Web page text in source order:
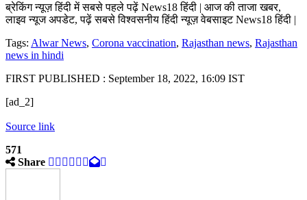
ब्रेकिंग न्यूज़ हिंदी में सबसे पहले पढ़ें News18 हिंदी | आज की ताजा खबर,
लाइव न्यूज अपडेट, पढ़ें सबसे विश्वसनीय हिंदी न्यूज़ वेबसाइट News18 हिंदी |
Tags: Alwar News, Corona vaccination, Rajasthan news, Rajasthan
news in hindi
FIRST PUBLISHED : September 18, 2022, 16:09 IST
[ad_2]
Source link
571
Share